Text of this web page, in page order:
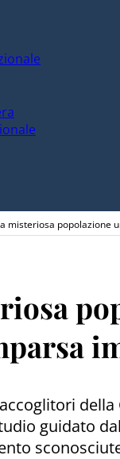
misteriosa popolazione
guidato